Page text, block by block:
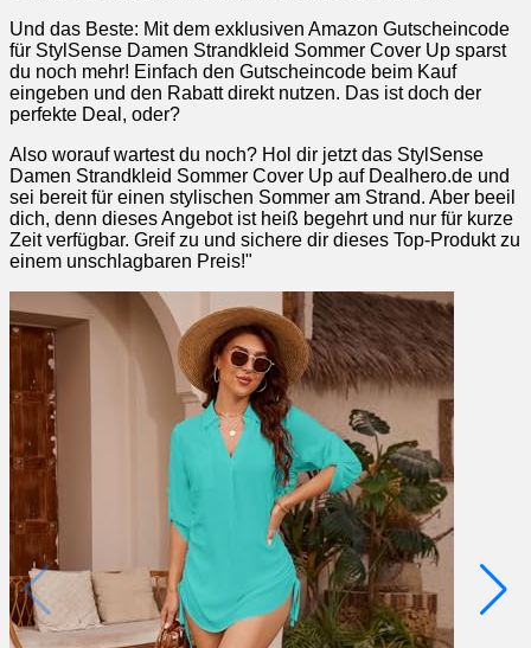
Und das Beste: Mit dem exklusiven Amazon Gutscheincode
für StylSense Damen Strandkleid Sommer Cover Up sparst
du noch mehr! Einfach den Gutscheincode beim Kauf
eingeben und den Rabatt direkt nutzen. Das ist doch der
perfekte Deal, oder?
Also worauf wartest du noch? Hol dir jetzt das StylSense
Damen Strandkleid Sommer Cover Up auf Dealhero.de und
sei bereit für einen stylischen Sommer am Strand. Aber beeil
dich, denn dieses Angebot ist heiß begehrt und nur für kurze
Zeit verfügbar. Greif zu und sichere dir dieses Top-Produkt zu
einem unschlagbaren Preis!"